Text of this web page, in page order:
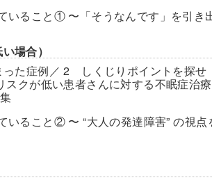
いること① 〜「そうなんです」を引き
場合）
た症例／ 2 しくじりポイントを探せ
クが低い患者さんに対する不眠症治
いること② 〜 “大人の発達障害” の視